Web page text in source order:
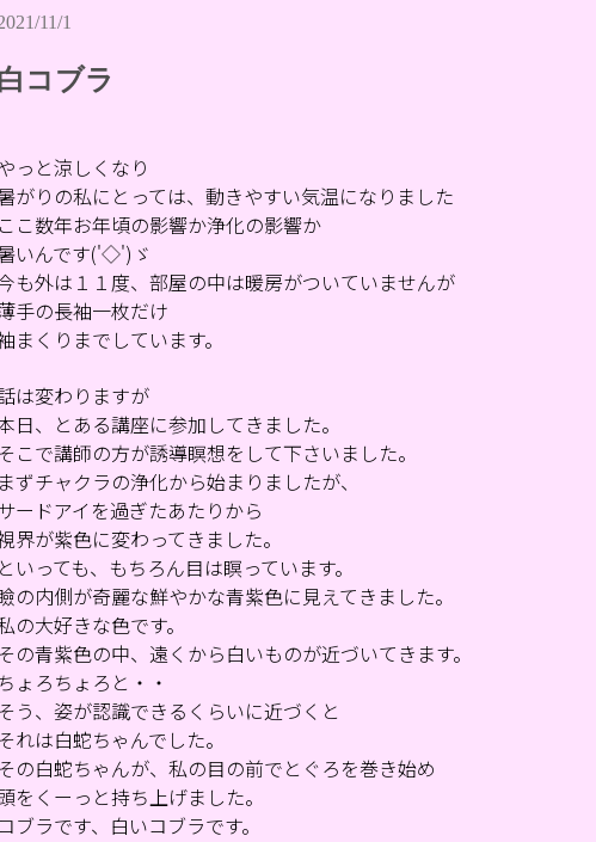
11/1
コブラ
っと涼しくなり
がりの私にとっては、動きやすい気温になりました
ここ数年お年頃の影響か浄化の影響か
いんです('◇')ゞ
も外は１１度、部屋の中は暖房がついていませんが
手の長袖一枚だけ
まくりまでしています。
は変わりますが
日、とある講座に参加してきました。
そこで講師の方が誘導瞑想をして下さいました。
まずチャクラの浄化から始まりましたが、
ードアイを過ぎたあたりから
界が紫色に変わってきました。
といっても、もちろん目は瞑っています。
の内側が奇麗な鮮やかな青紫色に見えてきました。
の大好きな色です。
その青紫色の中、遠くから白いものが近づいてきます。
ちょろちょろと・・
そう、姿が認識できるくらいに近づくと
それは白蛇ちゃんでした。
その白蛇ちゃんが、私の目の前でとぐろを巻き始め
をくーっと持ち上げました。
コブラです、白いコブラです。